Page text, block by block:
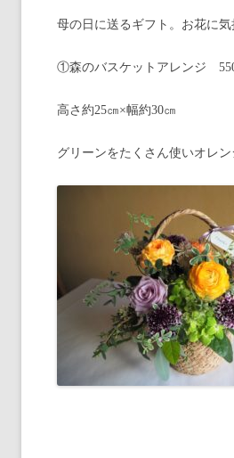
母の日に送るギフト。お花に
①森のバスケットアレンジ
高さ約25㎝×幅約30㎝
グリーンをたくさん使いオレ